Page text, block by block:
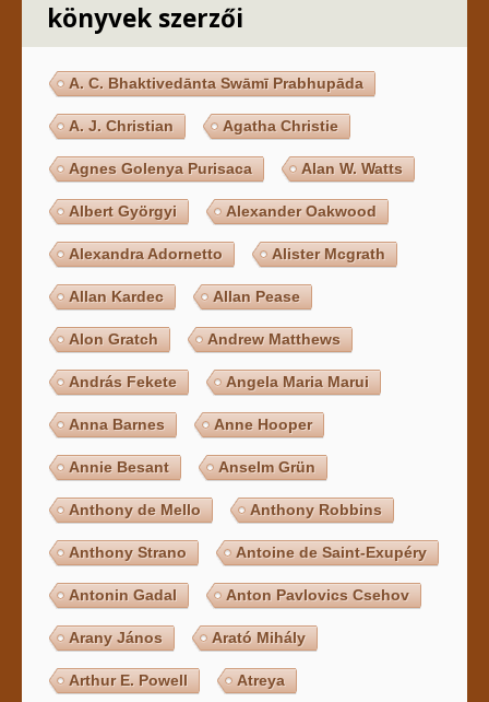
könyvek szerzői
A. C. Bhaktivedānta Swāmī Prabhupāda
A. J. Christian Agatha Christie
Agnes Golenya Purisaca Alan W. Watts
Albert Györgyi Alexander Oakwood
Alexandra Adornetto Alister Mcgrath
Allan Kardec Allan Pease
Alon Gratch Andrew Matthews
András Fekete Angela Maria Marui
Anna Barnes Anne Hooper
Annie Besant Anselm Grün
Anthony de Mello Anthony Robbins
Anthony Strano Antoine de Saint-Exupéry
Antonin Gadal Anton Pavlovics Csehov
Arany János Arató Mihály
Arthur E. Powell Atreya